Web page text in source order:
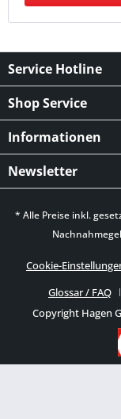
Service Hotline
Shop Service
Informationen
Newsletter
* Alle Preise inkl.
Cookie-
Glossar / FAQ
Copyright Hagen